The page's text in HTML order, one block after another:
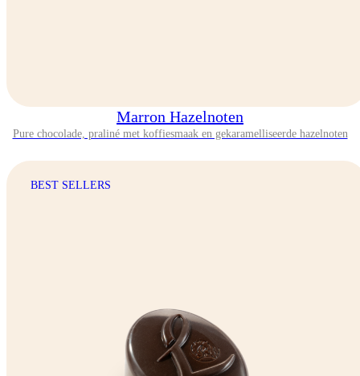
Marron Hazelnoten
Pure chocolade, praliné met koffiesmaak en gekaramelliseerde hazelnoten
BEST SELLERS